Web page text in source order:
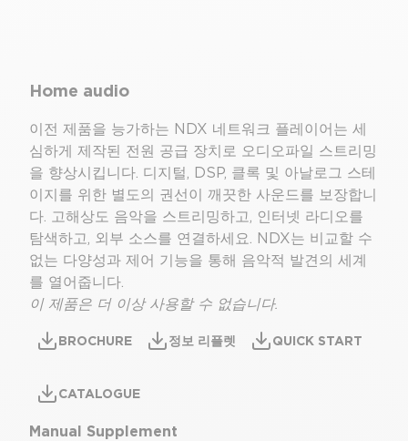
Home audio
이전 제품을 능가하는 NDX 네트워크 플레이어는 세
심하게 제작된 전원 공급 장치로 오디오파일 스트리밍
을 향상시킵니다. 디지털, DSP, 클록 및 아날로그 스테
이지를 위한 별도의 권선이 깨끗한 사운드를 보장합니
다. 고해상도 음악을 스트리밍하고, 인터넷 라디오를
탐색하고, 외부 소스를 연결하세요. NDX는 비교할 수
없는 다양성과 제어 기능을 통해 음악적 발견의 세계
를 열어줍니다.
이 제품은 더 이상 사용할 수 없습니다.
BROCHURE 정보 리플렛 QUICK START
CATALOGUE
Manual Supplement